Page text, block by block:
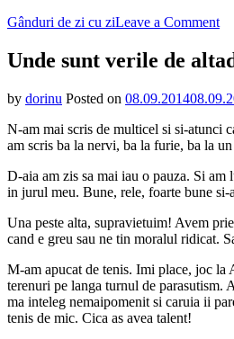
Gânduri de zi cu ziLeave a Commenton
Unde sunt verile de
by dorinu Posted on 08.09.2014
N-am mai scris de multicel si si-atunci
am scris ba la nervi, ba la furie, ba la
D-aia am zis sa mai iau o pauza. Si am
in jurul meu. Bune, rele, foarte bune si-
Una peste alta, supravietuim! Avem
cand e greu sau ne tin moralul ridicat.
M-am apucat de tenis. Imi place, joc la
terenuri pe langa turnul de parasutism.
ma inteleg nemaipomenit si caruia ii
tenis de mic. Cica as avea talent!